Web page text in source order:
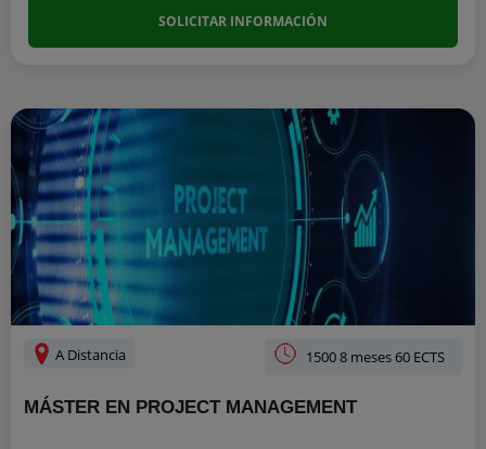
SOLICITAR INFORMACIÓN
A Distancia 1500 8 meses 60 ECTS
MÁSTER EN PROJECT MANAGEMENT